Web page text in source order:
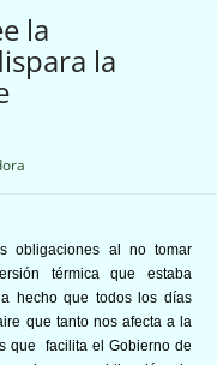
la
la
obligaciones al no tomar
térmica que estaba
hecho que todos los días
que tanto nos afecta a la
que
facilita el Gobierno de